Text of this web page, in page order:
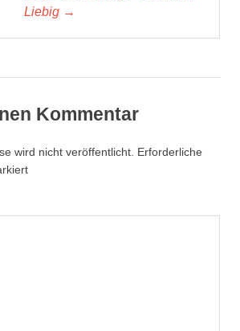
Liebig →
Kommentar
wird nicht veröffentlicht. Erforderliche